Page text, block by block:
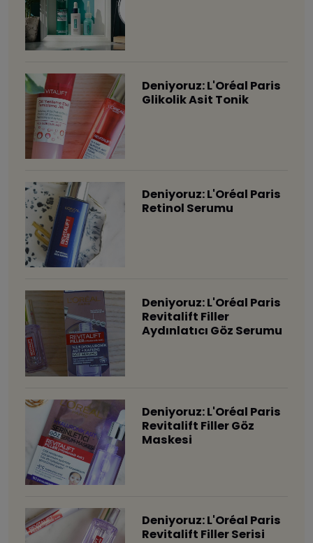
Deniyoruz: L'Oréal Paris
Glikolik Asit Tonik
Deniyoruz: L'Oréal Paris
Retinol Serumu
Deniyoruz: L'Oréal Paris
Revitalift Filler
Aydınlatıcı Göz Serumu
Deniyoruz: L'Oréal Paris
Revitalift Filler Göz
Maskesi
Deniyoruz: L'Oréal Paris
Revitalift Filler Serisi